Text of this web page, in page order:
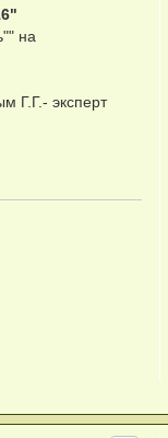
на
Г.Г.- эксперт